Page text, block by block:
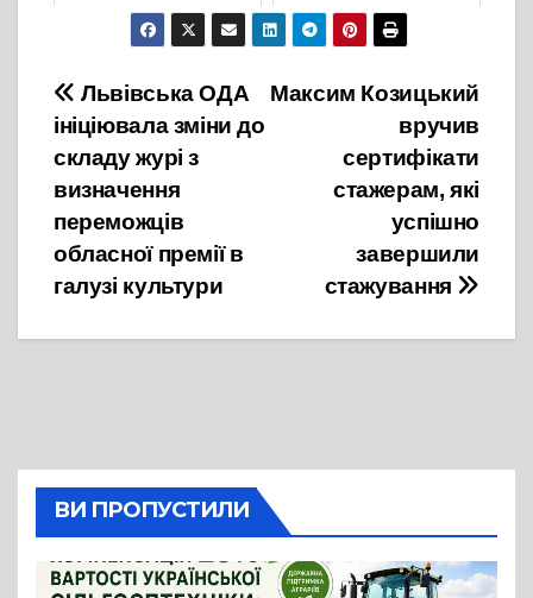
29 Жовтня, 2021
12 Жовтня, 2021
Навігація
записів
Максим Козицький
вручив
сертифікати
стажерам, які
успішно
завершили
стажування
Львівська ОДА
ініціювала зміни до
складу журі з
визначення
переможців
обласної премії в
галузі культури
ВИ ПРОПУСТИЛИ